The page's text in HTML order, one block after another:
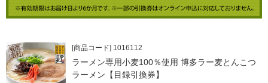
[商品コード] 1016112
ラーメン専用小麦100％使用 博多ラー麦とんこつ
ラーメン【目録引換券】